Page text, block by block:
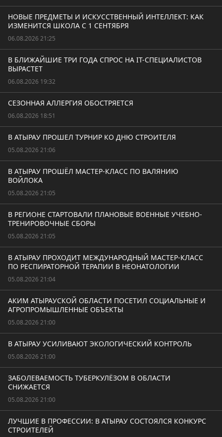
НОВЫЕ ПРЕДМЕТЫ И ИСКУССТВЕННЫЙ ИНТЕЛЛЕКТ: КАК
ИЗМЕНИТСЯ ШКОЛА С 1 СЕНТЯБРЯ
06.08.2026 21:25
В БЛИЖАЙШИЕ ТРИ ГОДА СПРОС НА IT-СПЕЦИАЛИСТОВ
ВЫРАСТЕТ
06.08.2026 19:32
СЕЗОННАЯ АЛЛЕРГИЯ ОБОСТРЯЕТСЯ
06.08.2026 18:51
В АТЫРАУ ПРОШЕЛ ТУРНИР КО ДНЮ СТРОИТЕЛЯ
05.08.2026 21:06
В АТЫРАУ ПРОШЁЛ МАСТЕР-КЛАСС ПО ВАЛЯНИЮ
ВОЙЛОКА
05.08.2026 21:05
В РЕГИОНЕ СТАРТОВАЛИ ПЛАНОВЫЕ ВОЕННЫЕ УЧЕБНО-
ТРЕНИРОВОЧНЫЕ СБОРЫ
05.08.2026 21:05
В АТЫРАУ ПРОХОДИТ МЕЖДУНАРОДНЫЙ МАСТЕР-КЛАСС
ПО РЕСПИРАТОРНОЙ ТЕРАПИИ В НЕОНАТОЛОГИИ
05.08.2026 21:04
АКИМ АТЫРАУСКОЙ ОБЛАСТИ ПОСЕТИЛ СОЦИАЛЬНЫЕ И
АГРОПРОМЫШЛЕННЫЕ ОБЪЕКТЫ
05.08.2026 21:00
В АТЫРАУ УСИЛИВАЮТ ЭКОЛОГИЧЕСКИЙ КОНТРОЛЬ
05.08.2026 21:00
ЗАБОЛЕВАЕМОСТЬ ТУБЕРКУЛЁЗОМ В ОБЛАСТИ
СНИЖАЕТСЯ
05.08.2026 21:00
ЛУЧШИЕ В ПРОФЕССИИ: В АТЫРАУ СОСТОЯЛСЯ КОНКУРС
СТРОИТЕЛЕЙ